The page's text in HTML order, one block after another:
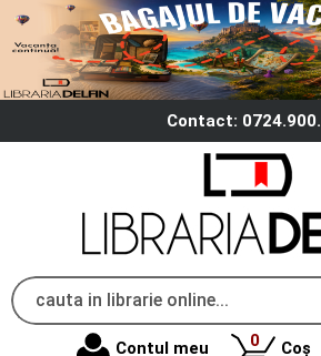
Contact:
Contul meu 0produse
Coș